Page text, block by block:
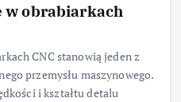
w obrabiarkach
CNC stanowią jeden z
przemysłu maszynowego.
i kształtu detalu